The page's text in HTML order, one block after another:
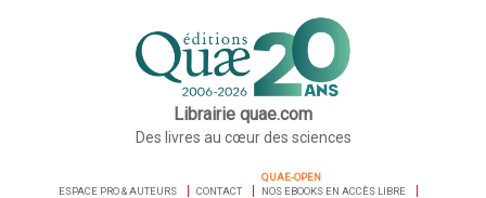
Librairie quae.com
Des livres au cœur des sciences
ESPACE PRO & AUTEURS CONTACT
QUAE-OPEN
NOS EBOOKS EN ACCÈS LIBRE